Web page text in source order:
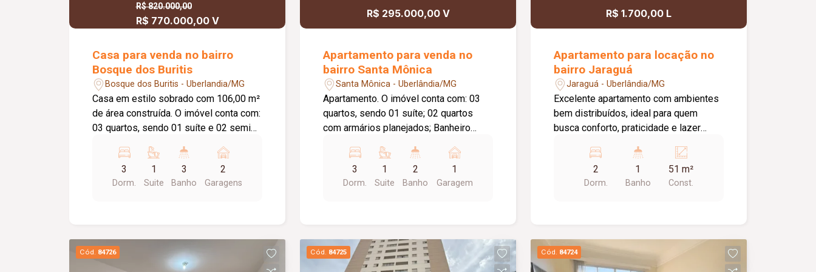
R$ 820.000,00
R$ 770.000,00 V
Casa para venda no bairro
Bosque dos Buritis
Bosque dos Buritis - Uberlandia/MG
Casa em estilo sobrado com 106,00 m²
de área construída. O imóvel conta com:
03 quartos, sendo 01 suíte e 02 semi
Sala de jantar integrada à cozinha;
Lavanderia; Área de lazer coberta;
Depósito externo; O condomínio
Academia; Mini mercado; Diferenciais:
Todos os ambientes possuem armários
3
Dorm.
1
Suite
3
Banho
2
Garagens
R$ 295.000,00 V
Apartamento para venda no
bairro Santa Mônica
Santa Mônica - Uberlândia/MG
Apartamento. O imóvel conta com: 03
quartos, sendo 01 suíte; 02 quartos
com armários planejados; Banheiro
ambientes; Cozinha espaçosa com
armários planejados; Área de serviço;
Sacada com fechamento em blindex; 01
Mini mercado; Diferenciais: Ambientes
amplos e bem distribuídos,
3
Dorm.
1
Suite
2
Banho
1
Garagem
R$ 1.700,00 L
Apartamento para locação no
bairro Jaraguá
Jaraguá - Uberlândia/MG
Excelente apartamento com ambientes
bem distribuídos, ideal para quem
busca conforto, praticidade e lazer
quartos, sendo 01 com armário, 01
suíte com box em vidro temperado e
armário sob a pia, 01 sala, 01 sacada,
armário sob a pia. Possui ainda
elevador, 01 vaga de estacionamento
2
Dorm.
1
Banho
51 m²
Const.
Cód. 84726 Cód. 84725 Cód. 84724